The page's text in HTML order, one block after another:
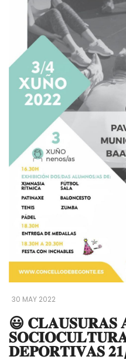
30 MAY 2022
😃 𝐂𝐋𝐀𝐔𝐒𝐔𝐑𝐀𝐒
𝐃𝐄𝐏𝐎𝐑𝐓𝐈𝐕𝐀𝐒